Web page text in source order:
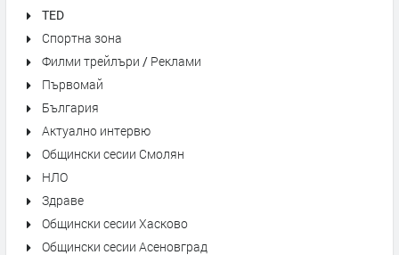
TED
Спортна зона
Филми трейлъри / Реклами
Първомай
България
Актуално интервю
Общински сесии Смолян
НЛО
Здраве
Общински сесии Хасково
Общински сесии Асеновград